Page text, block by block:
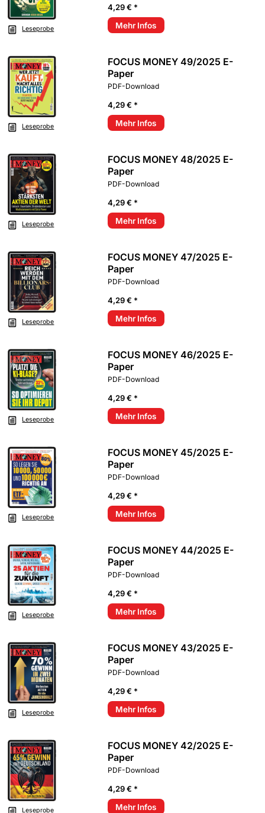
Leseprobe
4,29 € *
Mehr Infos
Leseprobe
FOCUS MONEY 49/2025 E-
Paper
PDF-Download
4,29 € *
Mehr Infos
Leseprobe
FOCUS MONEY 48/2025 E-
Paper
PDF-Download
4,29 € *
Mehr Infos
Leseprobe
FOCUS MONEY 47/2025 E-
Paper
PDF-Download
4,29 € *
Mehr Infos
Leseprobe
FOCUS MONEY 46/2025 E-
Paper
PDF-Download
4,29 € *
Mehr Infos
Leseprobe
FOCUS MONEY 45/2025 E-
Paper
PDF-Download
4,29 € *
Mehr Infos
Leseprobe
FOCUS MONEY 44/2025 E-
Paper
PDF-Download
4,29 € *
Mehr Infos
Leseprobe
FOCUS MONEY 43/2025 E-
Paper
PDF-Download
4,29 € *
Mehr Infos
Leseprobe
FOCUS MONEY 42/2025 E-
Paper
PDF-Download
4,29 € *
Mehr Infos